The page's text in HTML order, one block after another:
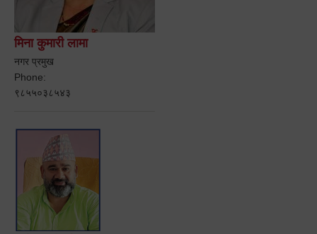
मिना कुमारी लामा
नगर प्रमुख
Phone:
९८५५०३८५४३